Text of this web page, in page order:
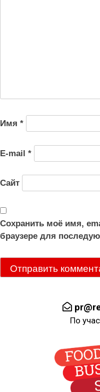
Имя *
E-mail *
Сайт
Сохранить моё имя,
браузере для
По